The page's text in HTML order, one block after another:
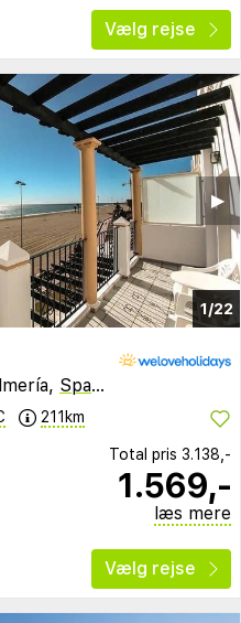
Vælg rejse
1/22
▶︎
Spanien
211km
Total pris 3.138,-
1.569,-
læs mere
Vælg rejse